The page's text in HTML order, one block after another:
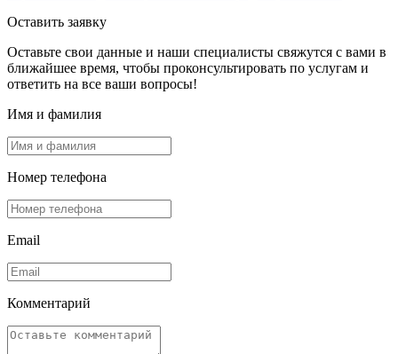
Оставить заявку
Оставьте свои данные и наши специалисты свяжутся с вами в
ближайшее время, чтобы проконсультировать по услугам и
ответить на все ваши вопросы!
Имя и фамилия
Номер телефона
Email
Комментарий